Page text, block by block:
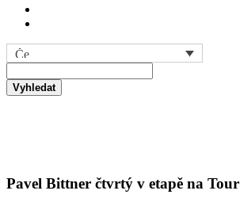
Vyhledat
Pavel Bittner čtvrtý v etapě na Tour